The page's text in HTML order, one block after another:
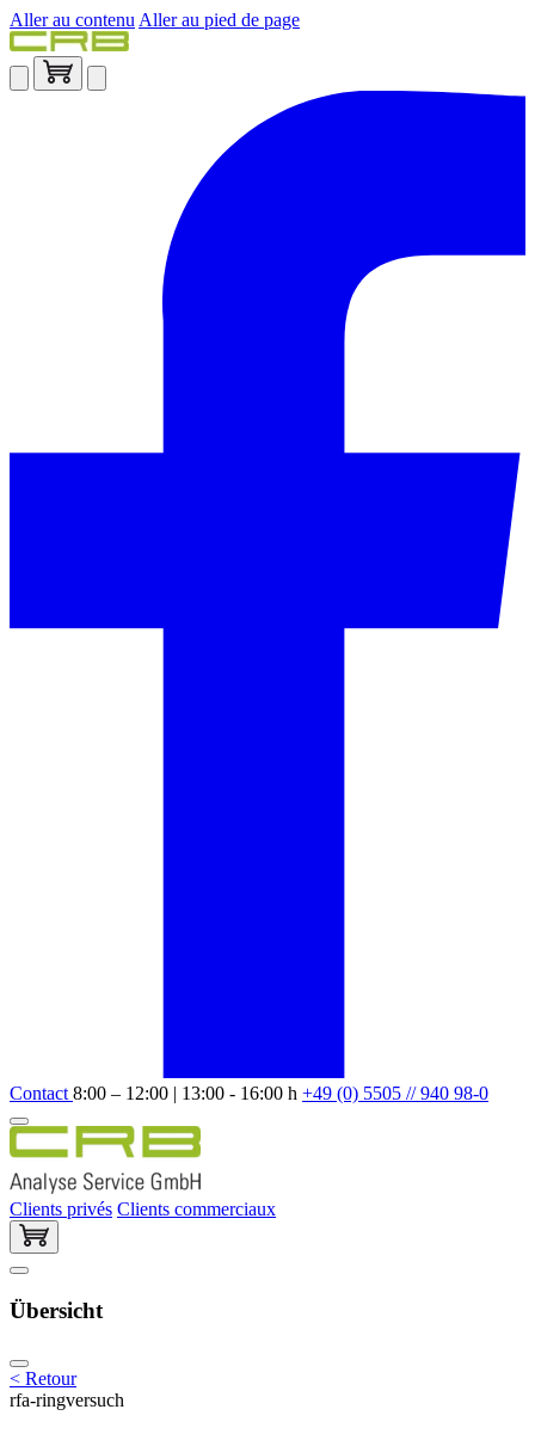
Aller au contenu Aller au pied de page
Contact 8:00 – 12:00 | 13:00 - 16:00 h +49 (0) 5505 // 940 98-0
Clients privés Clients commerciaux
Übersicht
< Retour
rfa-ringversuch